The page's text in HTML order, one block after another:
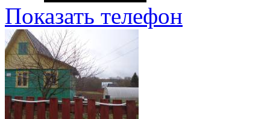
Показать телефон